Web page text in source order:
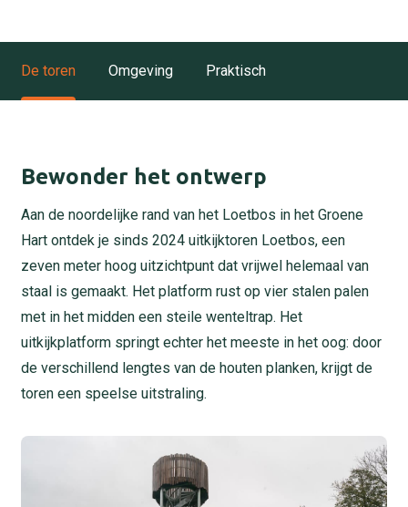
De toren Omgeving Praktisch
Bewonder het ontwerp
Aan de noordelijke rand van het Loetbos in het Groene
Hart ontdek je sinds 2024 uitkijktoren Loetbos, een
zeven meter hoog uitzichtpunt dat vrijwel helemaal van
staal is gemaakt. Het platform rust op vier stalen palen
met in het midden een steile wenteltrap. Het
uitkijkplatform springt echter het meeste in het oog: door
de verschillend lengtes van de houten planken, krijgt de
toren een speelse uitstraling.